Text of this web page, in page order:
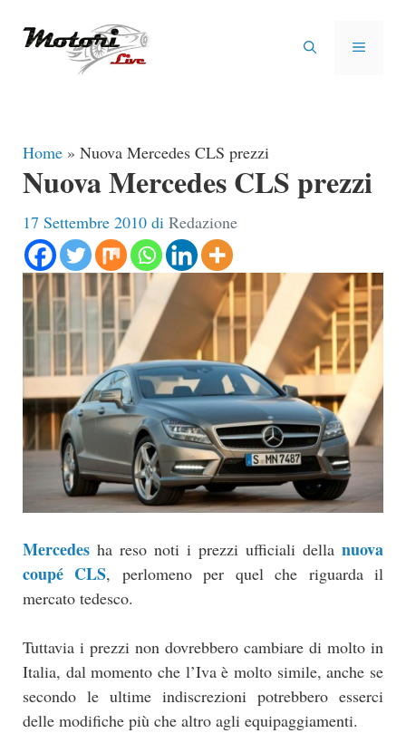
MENU
Home » Nuova Mercedes CLS prezzi
Nuova Mercedes CLS prezzi
17 Settembre 2010 di Redazione
Mercedes ha reso noti i prezzi ufficiali della nuova
coupé CLS, perlomeno per quel che riguarda il
mercato tedesco.
Tuttavia i prezzi non dovrebbero cambiare di molto in
Italia, dal momento che l’Iva è molto simile, anche se
secondo le ultime indiscrezioni potrebbero esserci
delle modifiche più che altro agli equipaggiamenti.